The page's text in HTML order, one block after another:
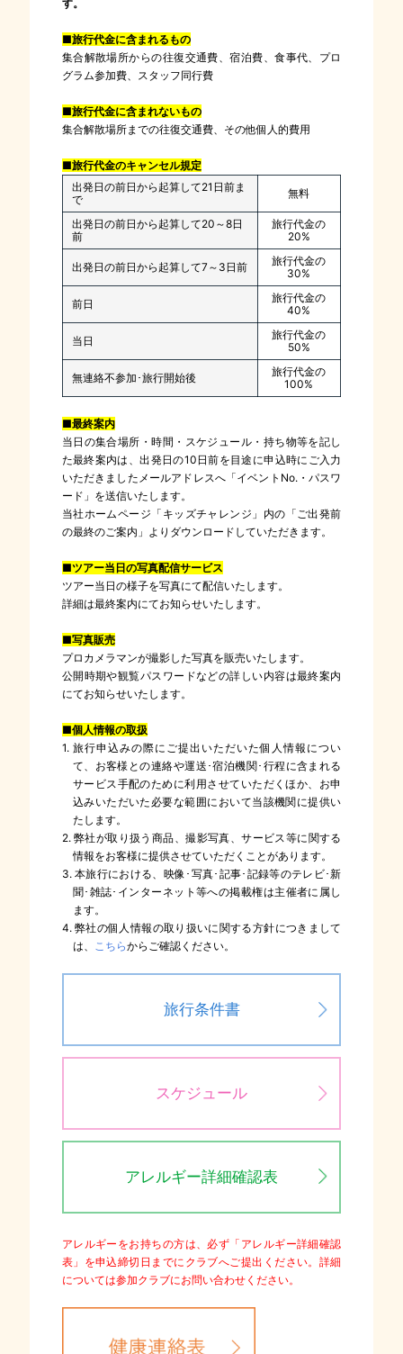
す。
■旅行代金に含まれるもの
集合解散場所からの往復交通費、宿泊費、食事代、プロ
グラム参加費、スタッフ同行費
■旅行代金に含まれないもの
集合解散場所までの往復交通費、その他個人的費用
■旅行代金のキャンセル規定
出発日の前日から起算して21日前ま
で
無料
出発日の前日から起算して20～8日
前
旅行代金の
20%
出発日の前日から起算して7～3日前
旅行代金の
30%
前日
旅行代金の
40%
当日
旅行代金の
50%
無連絡不参加･旅行開始後
旅行代金の
100%
■最終案内
当日の集合場所・時間・スケジュール・持ち物等を記し
た最終案内は、出発日の10日前を目途に申込時にご入力
いただきましたメールアドレスへ「イベントNo.・パスワ
ード」を送信いたします。
当社ホームページ「キッズチャレンジ」内の「ご出発前
の最終のご案内」よりダウンロードしていただきます。
■ツアー当日の写真配信サービス
ツアー当日の様子を写真にて配信いたします。
詳細は最終案内にてお知らせいたします。
■写真販売
プロカメラマンが撮影した写真を販売いたします。
公開時期や観覧パスワードなどの詳しい内容は最終案内
にてお知らせいたします。
■個人情報の取扱
1. 旅行申込みの際にご提出いただいた個人情報につい
て、お客様との連絡や運送･宿泊機関･行程に含まれる
サービス手配のために利用させていただくほか、お申
込みいただいた必要な範囲において当該機関に提供い
たします。
2. 弊社が取り扱う商品、撮影写真、サービス等に関する
情報をお客様に提供させていただくことがあります。
3. 本旅行における、映像･写真･記事･記録等のテレビ･新
聞･雑誌･インターネット等への掲載権は主催者に属し
ます。
4. 弊社の個人情報の取り扱いに関する方針につきまして
は、 こちらからご確認ください。
旅行条件書
スケジュール
アレルギー詳細確認表
アレルギーをお持ちの方は、必ず「アレルギー詳細確認
表」を申込締切日までにクラブへご提出ください。詳細
については参加クラブにお問い合わせください。